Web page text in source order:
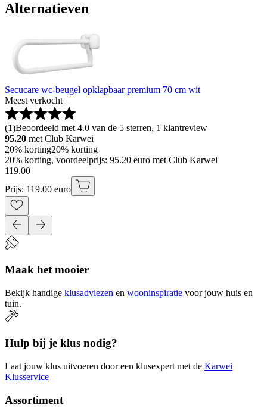
Alternatieven
Secucare wc-beugel opklapbaar premium 70 cm wit
Meest verkocht
(1)Beoordeeld met 4.0 van de 5 sterren, 1 klantreview
95.20 met Club Karwei
20% korting20% korting
20% korting, voordeelprijs: 95.20 euro met Club Karwei
119.00
Prijs: 119.00 euro
Maak het mooier
Bekijk handige klusadviezen en wooninspiratie voor jouw huis en
tuin.
Hulp bij je klus nodig?
Laat jouw klus uitvoeren door een klusexpert met de Karwei
Klusservice
Assortiment